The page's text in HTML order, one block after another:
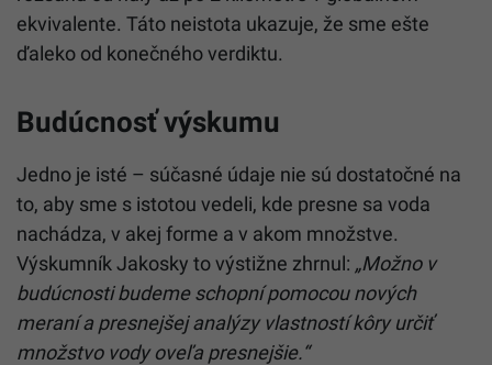
ekvivalente. Táto neistota ukazuje, že sme ešte
ďaleko od konečného verdiktu.
Budúcnosť výskumu
Jedno je isté – súčasné údaje nie sú dostatočné na
to, aby sme s istotou vedeli, kde presne sa voda
nachádza, v akej forme a v akom množstve.
Výskumník Jakosky to výstižne zhrnul: „Možno v
budúcnosti budeme schopní pomocou nových
meraní a presnejšej analýzy vlastností kôry určiť
množstvo vody oveľa presnejšie.“